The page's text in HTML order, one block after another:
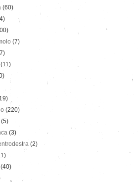
(60)
(7)
(11)
(220)
(5)
(3)
(2)
(40)